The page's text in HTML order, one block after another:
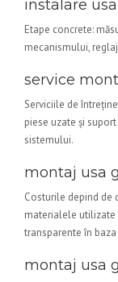
instalare
Etape concrete:
mecanismului,
service
Serviciile de
piese uzate și
sistemului.
montaj usa
Costurile depind de
materialele utilizate
transparente în
montaj usa